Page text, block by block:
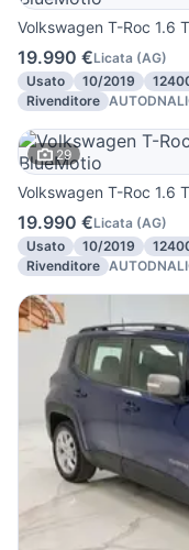
Volkswagen T-Roc 1.6
19.990 €Licata (AG)
Usato
10/2019
Rivenditore
29
Volkswagen T-Roc 1.6
19.990 €Licata (AG)
Usato
10/2019
Rivenditore